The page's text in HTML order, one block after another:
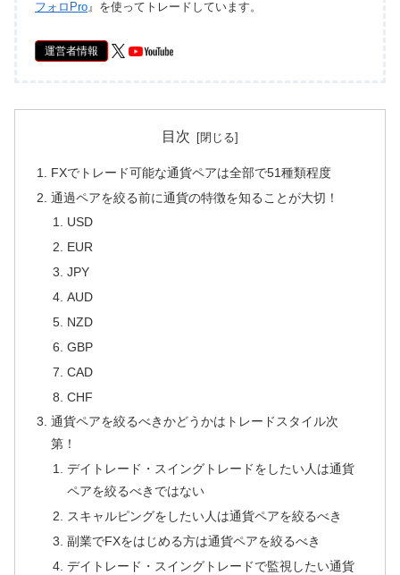
フォロPro』を使ってトレードしています。
運営者情報
目次
FXでトレード可能な通貨ペアは全部で51種類程度
通過ペアを絞る前に通貨の特徴を知ることが大切！
USD
EUR
JPY
AUD
NZD
GBP
CAD
CHF
通貨ペアを絞るべきかどうかはトレードスタイル次
第！
デイトレード・スイングトレードをしたい人は通貨
ペアを絞るべきではない
スキャルピングをしたい人は通貨ペアを絞るべき
副業でFXをはじめる方は通貨ペアを絞るべき
デイトレード・スイングトレードで監視したい通貨